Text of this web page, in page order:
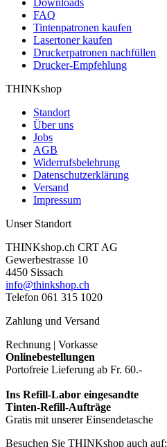
FAQ
Tintenpatronen kaufen
Lasertoner kaufen
Druckerpatronen nachfüllen
Drucker-Empfehlung
THINKshop
Standort
Über uns
Jobs
AGB
Widerrufsbelehrung
Datenschutzerklärung
Versand
Impressum
Unser Standort
THINKshop.ch CRT AG
Gewerbestrasse 10
4450 Sissach
info@thinkshop.ch
Telefon 061 315 1020
Zahlung und Versand
Rechnung | Vorkasse
Onlinebestellungen
Portofreie Lieferung ab Fr. 60.-
Ins Refill-Labor eingesandte
Tinten-Refill-Aufträge
Gratis mit unserer Einsendetasche
Besuchen Sie THINKshop auch auf: